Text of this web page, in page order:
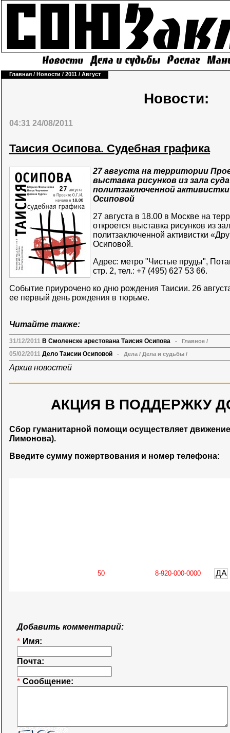
Главная / Новости / 2011 / Август
Новости:
04:31 24/08/2011
Таисия Осипова. Судебная графика
27 августа на территории
выставка рисунков из зала
политзаключенной
Осиповой
27 августа в 18.00 в Москве на
откроется выставка рисунков из
политзаключенной активистки
Осиповой.
Адрес: метро "Чистые пруды",
стр. 2, тел.: +7 (495) 627 53 66.
Событие приурочено ко дню рождения Таисии. 26
ее первый день рождения в тюрьме.
Читайте также:
31/12/2011 В Смоленске арестована Таисия Осипова - Главное /
05/02/2011 Дело Таисии Осиповой - Дела / Дела и судьбы /
Архив новостей
АКЦИЯ В ПОДДЕРЖКУ
Сбор гуманитарной помощи осуществляет
Лимонова).
Введите сумму пожертвования и номер телефона:
ДА
Добавить комментарий:
* Имя:
Почта:
* Сообщение: